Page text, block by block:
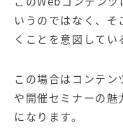
いうのではなく、
くことを意図してい
この場合はコンテ
や開催セミナーの
になります。